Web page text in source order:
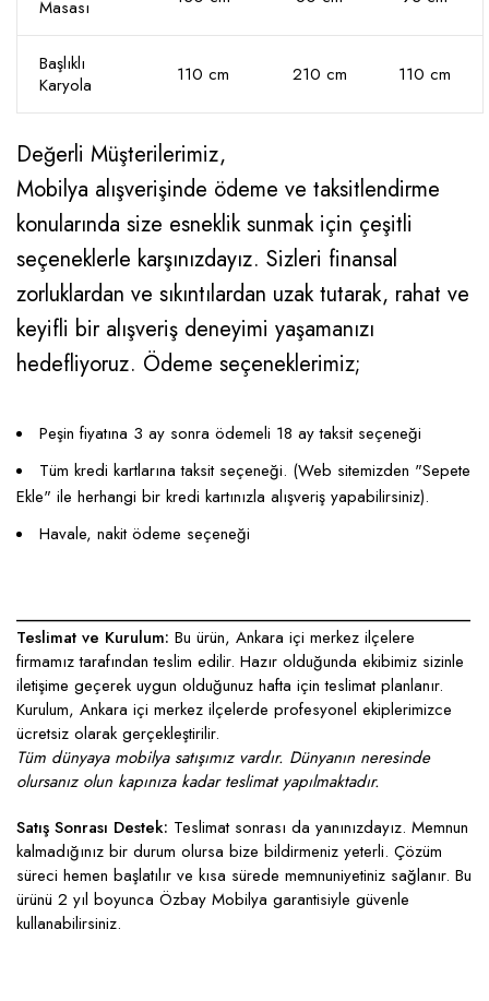
Masası
Başlıklı
Karyola
110 cm 210 cm 110 cm
Değerli Müşterilerimiz,
Mobilya alışverişinde ödeme ve taksitlendirme
konularında size esneklik sunmak için çeşitli
seçeneklerle karşınızdayız. Sizleri finansal
zorluklardan ve sıkıntılardan uzak tutarak, rahat ve
keyifli bir alışveriş deneyimi yaşamanızı
hedefliyoruz. Ödeme seçeneklerimiz;
Peşin fiyatına 3 ay sonra ödemeli 18 ay taksit seçeneği
Tüm kredi kartlarına taksit seçeneği. (Web sitemizden "Sepete
Ekle" ile herhangi bir kredi kartınızla alışveriş yapabilirsiniz).
Havale, nakit ödeme seçeneği
____________________________________________________
Teslimat ve Kurulum: Bu ürün, Ankara içi merkez ilçelere
firmamız tarafından teslim edilir. Hazır olduğunda ekibimiz sizinle
iletişime geçerek uygun olduğunuz hafta için teslimat planlanır.
Kurulum, Ankara içi merkez ilçelerde profesyonel ekiplerimizce
ücretsiz olarak gerçekleştirilir.
Tüm dünyaya mobilya satışımız vardır. Dünyanın neresinde
olursanız olun kapınıza kadar teslimat yapılmaktadır.
Satış Sonrası Destek: Teslimat sonrası da yanınızdayız. Memnun
kalmadığınız bir durum olursa bize bildirmeniz yeterli. Çözüm
süreci hemen başlatılır ve kısa sürede memnuniyetiniz sağlanır. Bu
ürünü 2 yıl boyunca Özbay Mobilya garantisiyle güvenle
kullanabilirsiniz.